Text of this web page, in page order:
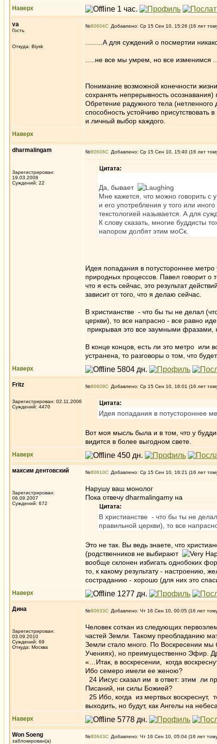
Наверх
va
Гость
Откуда: Biysk
№80604 Добавлено: Ср 15 Сен 10, 15:26 (16 лет
.........А для суждений о посмертии
.....не все мы умрем, но все изменимся
Понимание возможной конечности
сохранять непрерывность
Обретение радужного тела
способность устойчиво присутствовать
и личный выбор каждого.
Наверх
dharmalingam
Зарегистрирован:
19.03.2008
Суждений: 22
№80606 Добавлено: Ср 15 Сен 10, 15:40 (16 лет
Цитата:
Да, бывает
Мне кажется, что можно говорить с
и его употребления у того или
текстологией называется. А для
К слову сказать, многие буддисты
напором долбят этим моСк.
Идея попадания в потустороннее
природных процессов. Павел говорит о
что я есть сейчас, это результат
зависит от того, что я делаю сейчас.
В христианстве - что бы ты не делал
церкви), то все напрасно - все равно
прикрывая это все заумными фразами,
В конце концов, есть ли это метро или
устранена, то разговоры о том, что
Наверх
Fritz
Зарегистрирован: 02.11.2006
Суждений: 4470
№80609 Добавлено: Ср 15 Сен 10, 16:01 (16 лет
Цитата:
Идея попадания в потустороннее
Вот моя мысль была и в том, что у
видится в более выгодном свете.
Наверх
максим дентовский
Зарегистрирован:
06.09.2007
Суждений: 672
№80610 Добавлено: Ср 15 Сен 10, 16:21 (16 лет
Нарушу ваш монолог
Пока отвечу dharmalingamу на
Цитата:
В христианстве - что бы ты не
правильной церкви), то все
Это не так. Вы ведь знаете, что
(родственников не выбирают
вообще склонен избигать однобоких
то, к какому результату - настроению,
состраданию - хорошо (для них это
Наверх
Дина
Зарегистрирован:
03.09.2010
Суждений: 69
Откуда: Москва
№80633 Добавлено: Чт 16 Сен 10, 00:05 (16 лет
Человек соткан из следующих
частей Земли. Такому преобладанию
Земли стало много. По Воскресении мы
Учениях), но преимущественно Эфир.
«…Итак, в воскресении, когда
Ибо семеро имели ее женою?
24 Иисус сказал им в ответ: этим ли
Писаний, ни силы Божией?
25 Ибо, когда из мертвых воскреснут,
выходить, но будут, как Ангелы на
Наверх
Won Soeng
заблокирован(а)
№80643 Добавлено: Чт 16 Сен 10, 05:04 (16 лет